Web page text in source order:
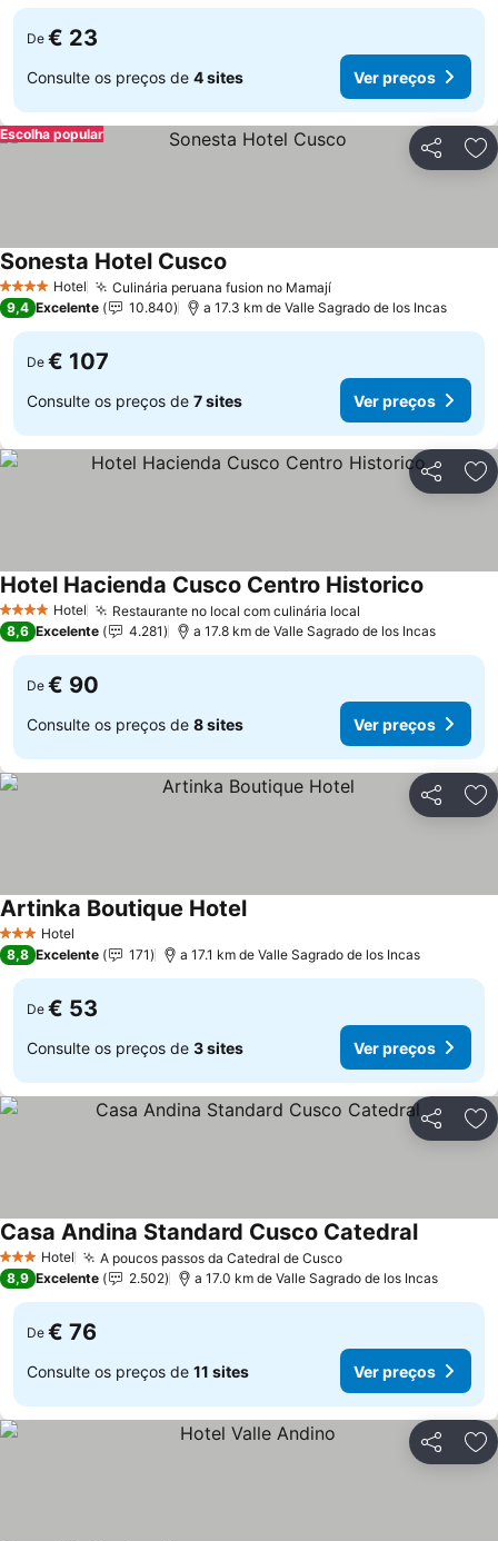
De € 23
Consulte os preços de 4 sites Ver preços
Partilhar
Escolha popular
4 EstrelasHotel Culinária peruana fusion no Mamají
Sonesta Hotel Cusco
9,4 Excelente 10.840 a 17.3 km de Valle Sagrado de los Incas
De € 107
Consulte os preços de 7 sites Ver preços
Partilhar
4 EstrelasHotel Restaurante no local com culinária local
Hotel Hacienda Cusco Centro Historico
8,6 Excelente 4.281 a 17.8 km de Valle Sagrado de los Incas
De € 90
Consulte os preços de 8 sites Ver preços
Partilhar
3 EstrelasHotel
Artinka Boutique Hotel
8,8 Excelente 171 a 17.1 km de Valle Sagrado de los Incas
De € 53
Consulte os preços de 3 sites Ver preços
Partilhar
3 EstrelasHotel A poucos passos da Catedral de Cusco
Casa Andina Standard Cusco Catedral
8,9 Excelente 2.502 a 17.0 km de Valle Sagrado de los Incas
De € 76
Consulte os preços de 11 sites Ver preços
Partilhar